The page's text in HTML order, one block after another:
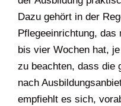
Dazu gehört in der
Pflegeeinrichtung,
bis vier Wochen hat,
zu beachten, dass die
nach
empfiehlt es sich,